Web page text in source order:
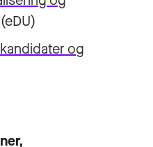
(eDU)
og